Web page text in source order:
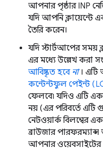
আপনার পৃষ্ঠার INP
যদি আপনি ক্লায়েন্টে
তৈরি করেন।
যদি স্টার্টআপের সময়
এর মধ্যে উল্লেখ করা
আবিষ্কৃত হবে না। এটি
কন্টেন্টফুল পেইন্ট
ফেলবে৷ যদিও এটি
নয় (এর পরিবর্তে এটি
নেটওয়ার্ক বিলম্বের
ব্রাউজার পারফরম্যান্স
আপনার ওয়েবসাইটের